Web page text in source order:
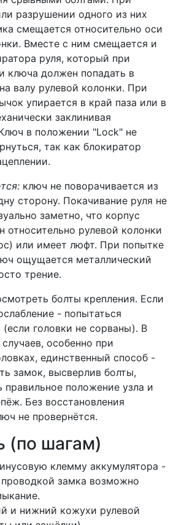
разрушении одного из них
смещается относительно оси
Вместе с ним смещается и
руля, который при
ключа должен попадать в
валу рулевой колонки. При
упирается в край паза или в
заклинивая
в положении "Lock" не
так как блокиратор
ключ не поворачивается из
сторону. Покачивание руля не
заметно, что корпус
относительно рулевой колонки
или имеет люфт. При попытке
ощущается металлический
трение.
болты крепления. Если
- попытаться
(если головки не сорваны). В
особенно при
единственный способ -
замок, высверлив болты,
правильное положение узла и
Без восстановления
не провернётся.
(по шагам)
клемму аккумулятора -
замка возможно
и нижний кожухи рулевой